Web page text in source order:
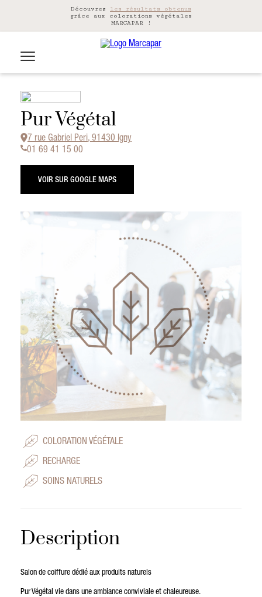
Découvrez les résultats obtenus
grâce aux colorations végétales
MARCAPAR !
Pur Végétal
7 rue Gabriel Peri, 91430 Igny
01 69 41 15 00
VOIR SUR GOOGLE MAPS
COLORATION VÉGÉTALE
RECHARGE
SOINS NATURELS
Description
Salon de coiffure dédié aux produits naturels
Pur Végétal vie dans une ambiance conviviale et chaleureuse.